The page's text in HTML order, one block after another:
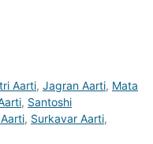
Aarti, Jagran Aarti, Mata
, Santoshi
, Surkavar Aarti,